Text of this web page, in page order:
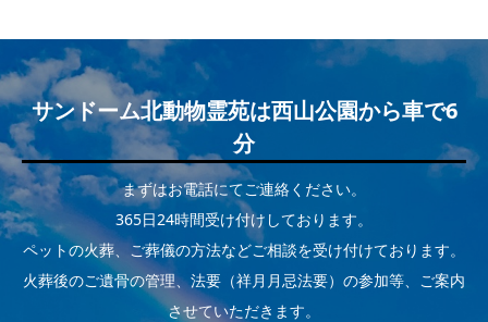
サンドーム北動物霊苑は西山公園から車で6
分
まずはお電話にてご連絡ください。
365日24時間受け付けしております。
ペットの火葬、ご葬儀の方法などご相談を受け付けております。
火葬後のご遺骨の管理、法要（祥月月忌法要）の参加等、ご案内
させていただきます。